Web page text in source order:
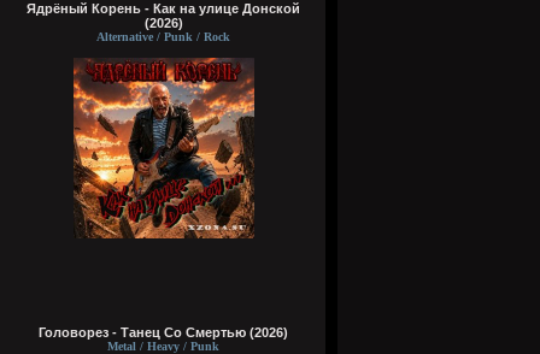
Ядрёный Корень - Как на улице Донской
(2026)
Alternative / Punk / Rock
Головорез - Tанец Со Смертью (2026)
Metal / Heavy / Punk